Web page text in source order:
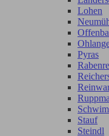
Lohen
Pyras
Stauf
Steindl